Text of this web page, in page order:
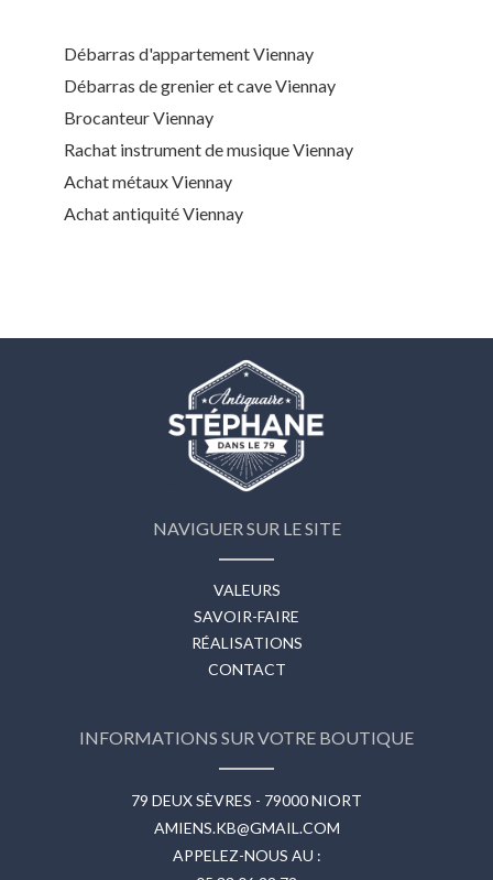
Débarras d'appartement Viennay
Débarras de grenier et cave Viennay
Brocanteur Viennay
Rachat instrument de musique Viennay
Achat métaux Viennay
Achat antiquité Viennay
NAVIGUER SUR LE SITE
VALEURS
SAVOIR-FAIRE
RÉALISATIONS
CONTACT
INFORMATIONS SUR VOTRE BOUTIQUE
79 DEUX SÈVRES - 79000 NIORT
AMIENS.KB@GMAIL.COM
APPELEZ-NOUS AU :